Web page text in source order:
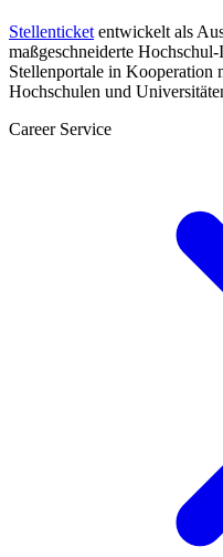
Stellenticket entwickelt als
maßgeschneiderte
Stellenportale in Kooperation
Hochschulen und
Career Service